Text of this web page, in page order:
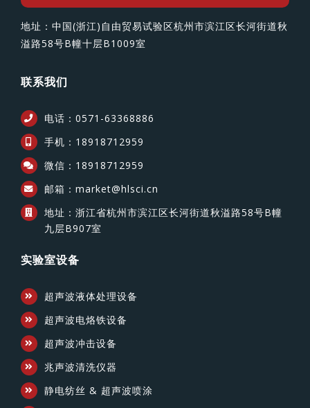
地址：中国(浙江)自由贸易试验区杭州市滨江区长河街道秋
溢路58号B幢十层B1009室
联系我们
电话：0571-63368886
手机：18918712959
微信：18918712959
邮箱：market@hlsci.cn
地址：浙江省杭州市滨江区长河街道秋溢路58号B幢
九层B907室
实验室设备
超声波液体处理设备
超声波电烙铁设备
超声波冲击设备
兆声波清洗仪器
静电纺丝 & 超声波喷涂